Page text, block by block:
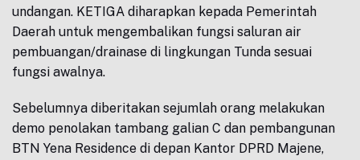
undangan. KETIGA diharapkan kepada Pemerintah
Daerah untuk mengembalikan fungsi saluran air
pembuangan/drainase di lingkungan Tunda sesuai
fungsi awalnya.
Sebelumnya diberitakan sejumlah orang melakukan
demo penolakan tambang galian C dan pembangunan
BTN Yena Residence di depan Kantor DPRD Majene,